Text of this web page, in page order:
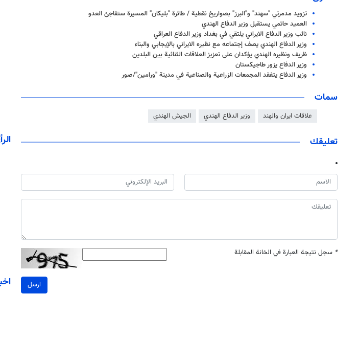
تزويد مدمرتي "سهند" و"البرز" بصواريخ نقطية / طائرة "بليكان" المسيرة ستفاجئ العدو
العميد حاتمي يستقبل وزير الدفاع الهندي
نائب وزير الدفاع الايراني يلتقي في بغداد وزير الدفاع العراقي
وزير الدفاع الهندي يصف إجتماعه مع نظيره الايراني بالإيجابي والبناء
ظريف ونظيره الهندي يؤكدان على تعزيز العلاقات الثنائية بين البلدين
وزير الدفاع يزور طاجيكستان
وزير الدفاع يتفقد المجمعات الزراعية والصناعية في مدينة "ورامين"/صور
سمات
علاقات ايران والهند وزير الدفاع الهندي الجيش الهندي
تعليقك
* سجل نتيجة العبارة في الخانة المقابلة
ارسل